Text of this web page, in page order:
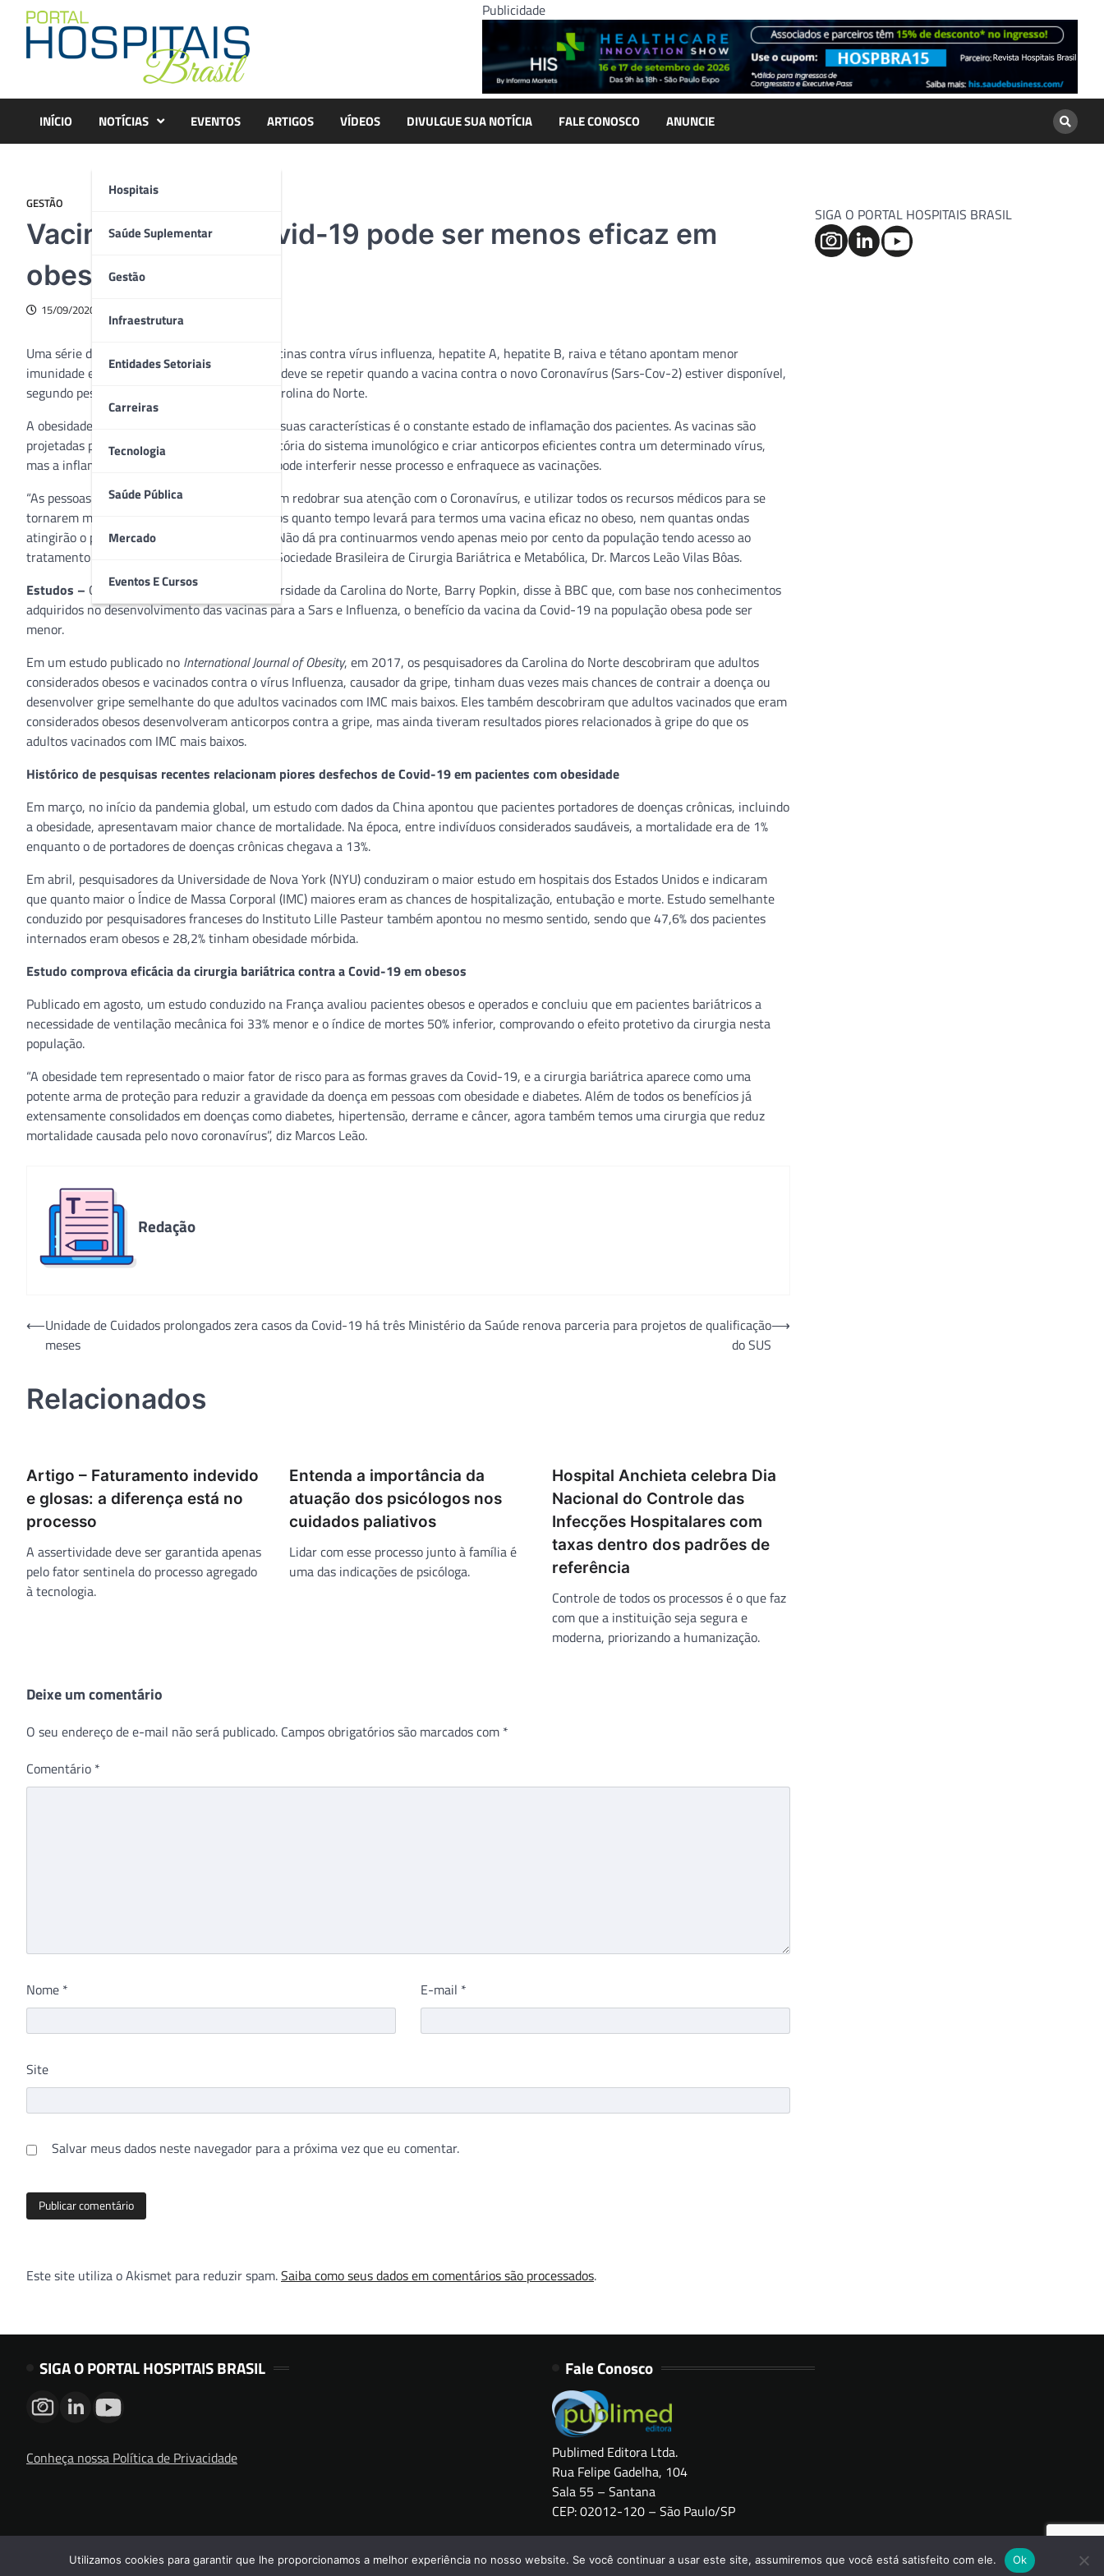
content
Publicidade
INÍCIO NOTÍCIAS
Hospitais
Saúde Suplementar
Gestão
Infraestrutura
Entidades Setoriais
Carreiras
Tecnologia
Saúde Pública
Mercado
Eventos E Cursos
EVENTOS ARTIGOS VÍDEOS DIVULGUE SUA NOTÍCIA FALE CONOSCO ANUNCIE
GESTÃO
Vacina contra a Covid-19 pode ser menos eficaz em
obesos
15/09/2020
Uma série de pesquisas sobre a eficácia de vacinas contra vírus influenza, hepatite A, hepatite B, raiva e tétano apontam menor
imunidade em pacientes acima do peso e isso deve se repetir quando a vacina contra o novo Coronavírus (Sars-Cov-2) estiver disponível,
segundo pesquisadores da Universidade da Carolina do Norte.
A obesidade é uma doença crônica e uma das suas características é o constante estado de inflamação dos pacientes. As vacinas são
projetadas para induzir uma resposta inflamatória do sistema imunológico e criar anticorpos eficientes contra um determinado vírus,
mas a inflamação crônica em adultos obesos pode interferir nesse processo e enfraquece as vacinações.
“As pessoas com obesidade e diabetes precisam redobrar sua atenção com o Coronavírus, e utilizar todos os recursos médicos para se
tornarem mais saudáveis. E como não sabemos quanto tempo levará para termos uma vacina eficaz no obeso, nem quantas ondas
atingirão o país, isso não pode ser retardado. Não dá pra continuarmos vendo apenas meio por cento da população tendo acesso ao
tratamento cirúrgico”, alerta o presidente da Sociedade Brasileira de Cirurgia Bariátrica e Metabólica, Dr. Marcos Leão Vilas Bôas.
Estudos – O coordenador do estudo na Universidade da Carolina do Norte, Barry Popkin, disse à BBC que, com base nos conhecimentos
adquiridos no desenvolvimento das vacinas para a Sars e Influenza, o benefício da vacina da Covid-19 na população obesa pode ser
menor.
Em um estudo publicado no International Journal of Obesity, em 2017, os pesquisadores da Carolina do Norte descobriram que adultos
considerados obesos e vacinados contra o vírus Influenza, causador da gripe, tinham duas vezes mais chances de contrair a doença ou
desenvolver gripe semelhante do que adultos vacinados com IMC mais baixos. Eles também descobriram que adultos vacinados que eram
considerados obesos desenvolveram anticorpos contra a gripe, mas ainda tiveram resultados piores relacionados à gripe do que os
adultos vacinados com IMC mais baixos.
Histórico de pesquisas recentes relacionam piores desfechos de Covid-19 em pacientes com obesidade
Em março, no início da pandemia global, um estudo com dados da China apontou que pacientes portadores de doenças crônicas, incluindo
a obesidade, apresentavam maior chance de mortalidade. Na época, entre indivíduos considerados saudáveis, a mortalidade era de 1%
enquanto o de portadores de doenças crônicas chegava a 13%.
Em abril, pesquisadores da Universidade de Nova York (NYU) conduziram o maior estudo em hospitais dos Estados Unidos e indicaram
que quanto maior o Índice de Massa Corporal (IMC) maiores eram as chances de hospitalização, entubação e morte. Estudo semelhante
conduzido por pesquisadores franceses do Instituto Lille Pasteur também apontou no mesmo sentido, sendo que 47,6% dos pacientes
internados eram obesos e 28,2% tinham obesidade mórbida.
Estudo comprova eficácia da cirurgia bariátrica contra a Covid-19 em obesos
Publicado em agosto, um estudo conduzido na França avaliou pacientes obesos e operados e concluiu que em pacientes bariátricos a
necessidade de ventilação mecânica foi 33% menor e o índice de mortes 50% inferior, comprovando o efeito protetivo da cirurgia nesta
população.
“A obesidade tem representado o maior fator de risco para as formas graves da Covid-19, e a cirurgia bariátrica aparece como uma
potente arma de proteção para reduzir a gravidade da doença em pessoas com obesidade e diabetes. Além de todos os benefícios já
extensamente consolidados em doenças como diabetes, hipertensão, derrame e câncer, agora também temos uma cirurgia que reduz
mortalidade causada pelo novo coronavírus”, diz Marcos Leão.
Redação
Navegação
⟵Unidade de Cuidados prolongados zera casos da Covid-19 há três
meses
Ministério da Saúde renova parceria para projetos de qualificação
do SUS
⟶
Relacionados
Artigo – Faturamento indevido
e glosas: a diferença está no
processo
A assertividade deve ser garantida apenas
pelo fator sentinela do processo agregado
à tecnologia.
Entenda a importância da
atuação dos psicólogos nos
cuidados paliativos
Lidar com esse processo junto à família é
uma das indicações de psicóloga.
Hospital Anchieta celebra Dia
Nacional do Controle das
Infecções Hospitalares com
taxas dentro dos padrões de
referência
Controle de todos os processos é o que faz
com que a instituição seja segura e
moderna, priorizando a humanização.
Deixe um comentário
O seu endereço de e-mail não será publicado. Campos obrigatórios são marcados com *
Comentário *
Nome * E-mail *
Site
Salvar meus dados neste navegador para a próxima vez que eu comentar.
Este site utiliza o Akismet para reduzir spam.Saiba como seus dados em comentários são processados.
SIGA O PORTAL HOSPITAIS BRASIL
SIGA O PORTAL HOSPITAIS BRASIL
Conheça nossa Política de Privacidade
Fale Conosco
Publimed Editora Ltda.
Rua Felipe Gadelha, 104
Sala 55 – Santana
CEP: 02012-120 – São Paulo/SP
Copyright © 2026HOSPITAIS BRASIL
Utilizamos cookies para garantir que lhe proporcionamos a melhor experiência no nosso website. Se você continuar a usar este site, assumiremos que você está satisfeito com ele. Ok